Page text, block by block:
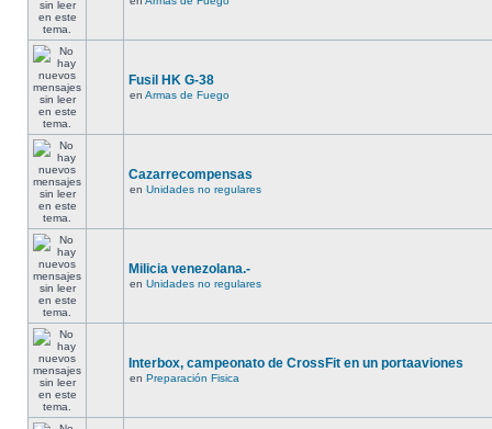
Fusil HK G-38
en Armas de Fuego
Cazarrecompensas
en Unidades no regulares
Milicia venezolana.-
en Unidades no regulares
Interbox, campeonato de CrossFit en un portaaviones
en Preparación Fisica